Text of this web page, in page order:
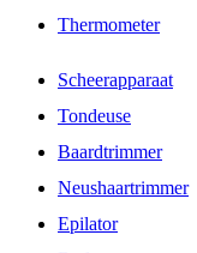
Thermometer
Scheerapparaat
Tondeuse
Baardtrimmer
Neushaartrimmer
Epilator